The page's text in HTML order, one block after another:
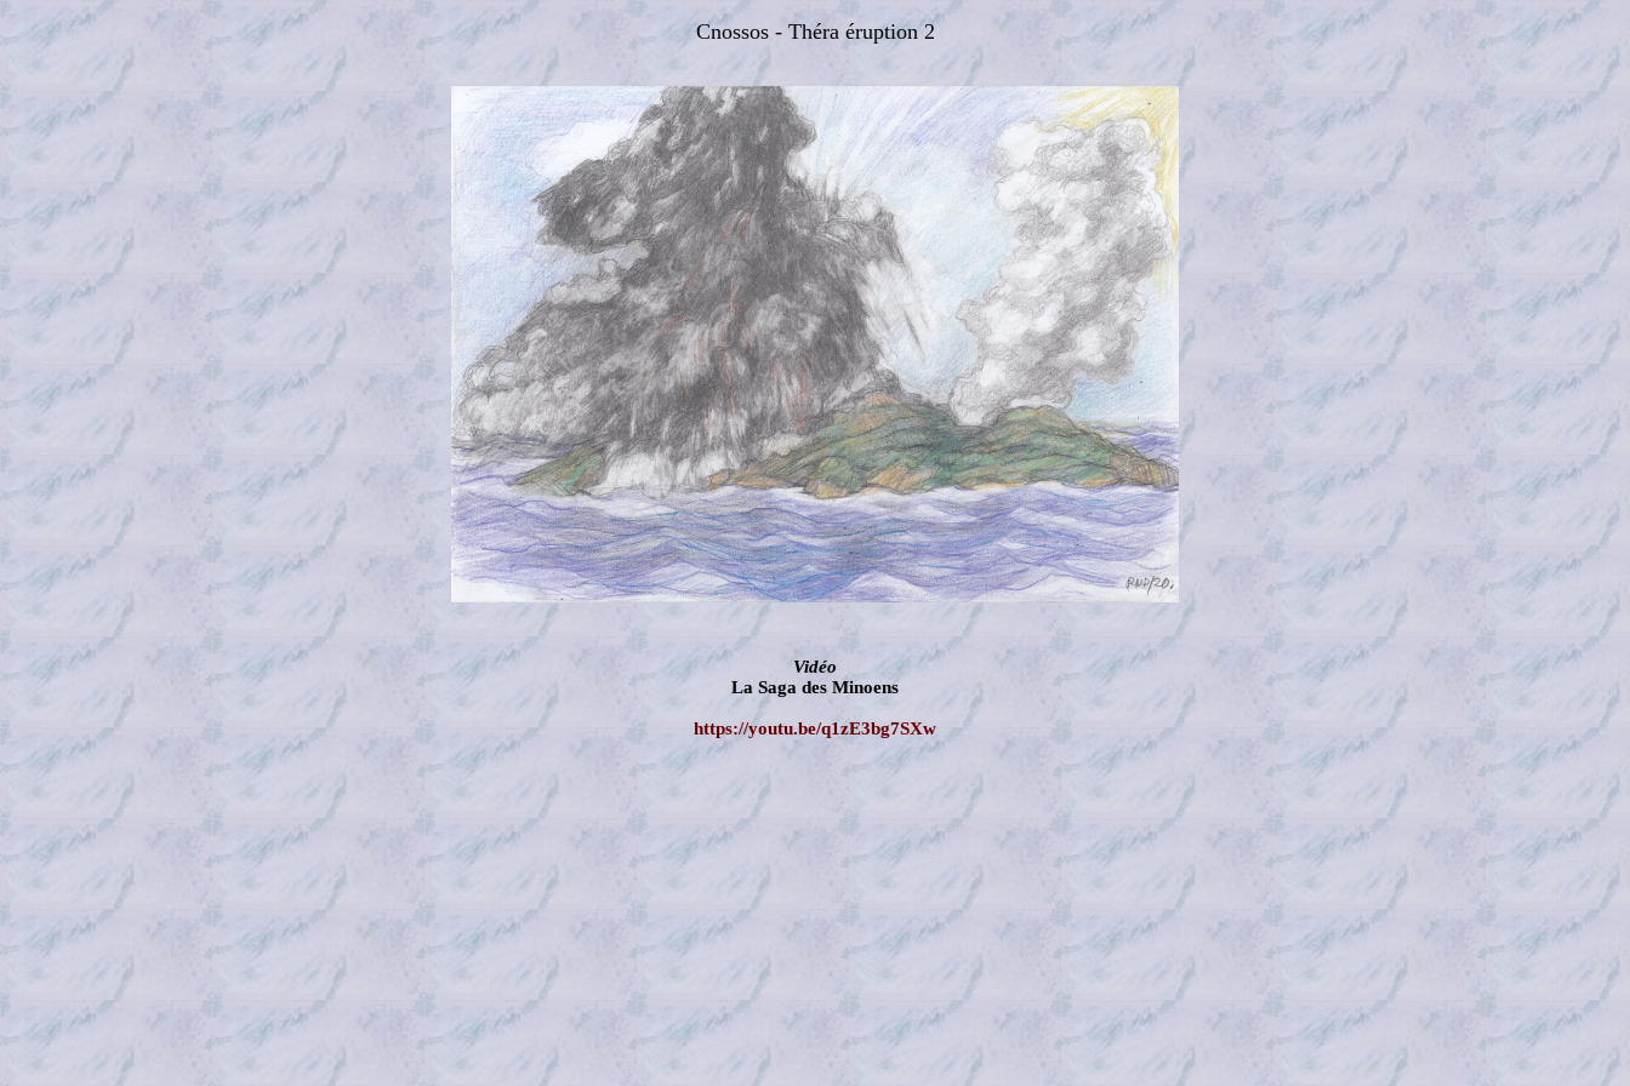
Cnossos - Théra éruption 2
Vidéo
La Saga des Minoens
https://youtu.be/q1zE3bg7SXw